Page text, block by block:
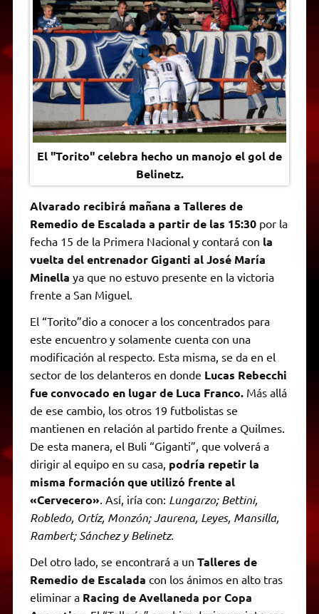
A
p
p
r
a
m
e
r
o
o
k
n
g
e
r
i
n
k
F
r
i
e
n
d
l
y
El "Torito" celebra hecho un manojo el gol de
Belinetz.
Alvarado recibirá mañana a Talleres de
Remedio de Escalada a partir de las 15:30 por la
fecha 15 de la Primera Nacional y contará con la
vuelta del entrenador Giganti al José María
Minella ya que no estuvo presente en la victoria
frente a San Miguel.
El “Torito”dio a conocer a los concentrados para
este encuentro y solamente cuenta con una
modificación al respecto. Esta misma, se da en el
sector de los delanteros en donde Lucas Rebecchi
fue convocado en lugar de Luca Franco.Más allá
de ese cambio, los otros 19 futbolistas se
mantienen en relación al partido frente a Quilmes.
De esta manera, el Buli “Giganti”, que volverá a
dirigir al equipo en su casa, podría repetir la
misma formación que utilizó frente al
«Cervecero». Así, iría con: Lungarzo; Bettini,
Robledo, Ortíz, Monzón; Jaurena, Leyes, Mansilla,
Rambert; Sánchez y Belinetz.
Del otro lado, se encontrará a un Talleres de
Remedio de Escalada con los ánimos en alto tras
eliminar a Racing de Avellaneda por Copa